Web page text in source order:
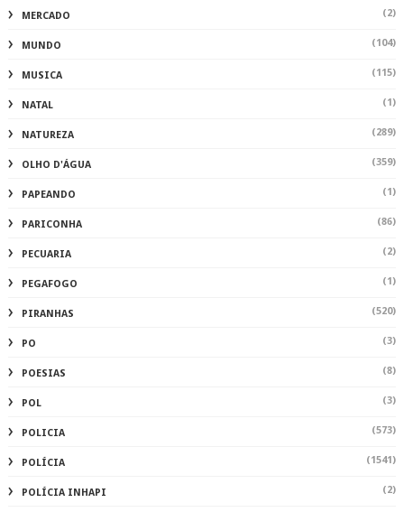
MERCADO (2)
MUNDO (104)
MUSICA (115)
NATAL (1)
NATUREZA (289)
OLHO D'ÁGUA (359)
PAPEANDO (1)
PARICONHA (86)
PECUARIA (2)
PEGAFOGO (1)
PIRANHAS (520)
PO (3)
POESIAS (8)
POL (3)
POLICIA (573)
POLÍCIA (1541)
POLÍCIA INHAPI (2)